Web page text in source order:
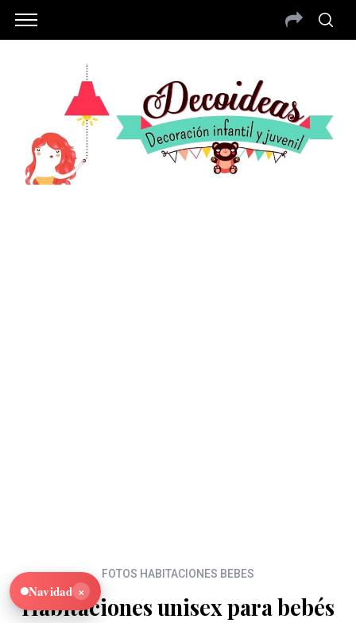
FOTOS HABITACIONES BEBES
Habitaciones unisex para bebés
Navidad ×